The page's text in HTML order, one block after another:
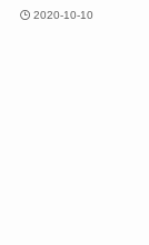
2020-10-10